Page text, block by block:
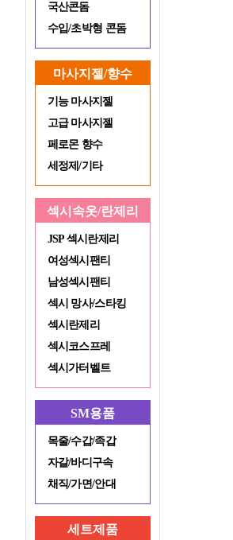
국산콘돔
수입/초박형 콘돔
마사지젤/향수
기능 마사지젤
고급 마사지젤
페로몬 향수
세정제/기타
섹시속옷/란제리
JSP 섹시란제리
여성섹시팬티
남성섹시팬티
섹시 망사/스타킹
섹시란제리
섹시코스프레
섹시가터벨트
SM용품
목줄/수갑/족갑
자갈/바디구속
채직/가면/안대
세트제품